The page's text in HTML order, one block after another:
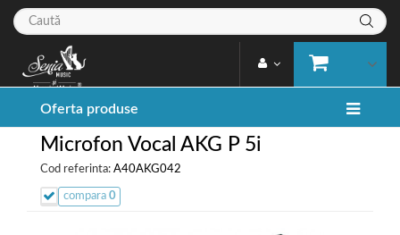
Oferta produse
Microfon Vocal AKG P 5i
Cod referinta: A40AKG042
compara 0